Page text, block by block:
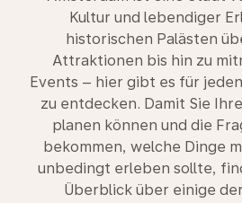
Kultur und lebendiger
historischen Palästen
Attraktionen bis hin zu
Events – hier gibt es für
zu entdecken. Damit Sie
planen können und die
bekommen, welche Dinge
unbedingt erleben sollte,
Überblick über einige